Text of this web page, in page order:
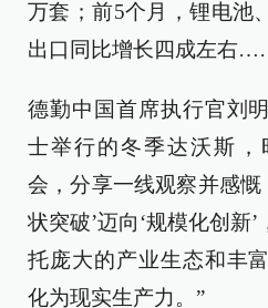
万套；前5个月，锂电池
出口同比增长四成左右
德勤中国首席执行官刘
士举行的冬季达沃斯，
会，分享一线观察并感慨
状突破’迈向‘规模化创新
托庞大的产业生态和丰
化为现实生产力。”